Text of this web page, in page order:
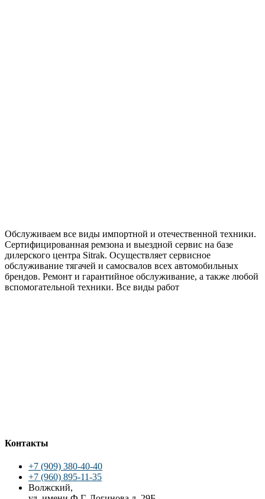
Обслуживаем все виды импортной и отечественной техники.
Сертифицированная ремзона и выездной сервис на базе
дилерского центра Sitrak. Осуществляет сервисное
обслуживание тягачей и самосвалов всех автомобильных
брендов. Ремонт и гарантийное обслуживание, а также любой
вспомогательной техники. Все виды работ
Контакты
+7 (909) 380-40-40
+7 (960) 895-11-35
Волжский,